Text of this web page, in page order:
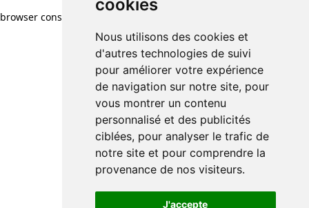
cookies
Nous utilisons des cookies et
d'autres technologies de suivi
pour améliorer votre expérience
de navigation sur notre site, pour
vous montrer un contenu
personnalisé et des publicités
ciblées, pour analyser le trafic de
notre site et pour comprendre la
provenance de nos visiteurs.
J'accepte
browser console for more information)